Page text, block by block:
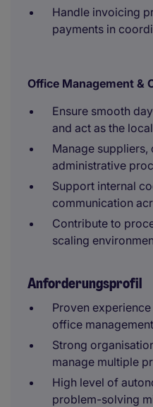
Handle invoicing
payments in
Office Management &
Ensure smooth
and act as the
Manage
administrative
Support internal
communication
Contribute to
scaling
Anforderungsprofil
Proven
office
Strong
manage multiple
High level of
problem-solving